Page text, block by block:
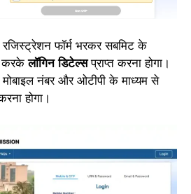
फॉर्म भरकर सबमिट के
करके लॉगिन डिटेल्सप्राप्त करना होगा।
नंबर और ओटीपी के माध्यम से
होगा।